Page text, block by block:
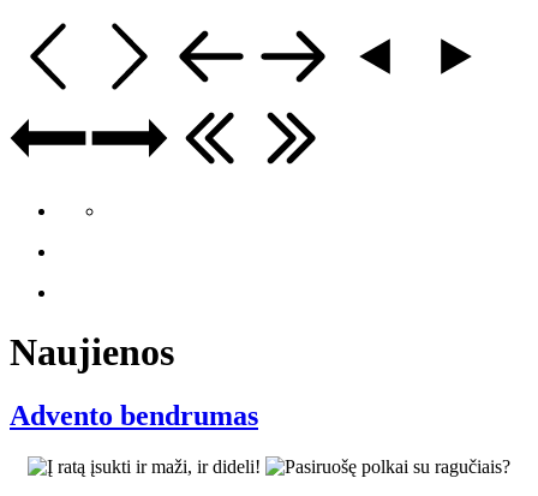
Naujienos
Advento bendrumas